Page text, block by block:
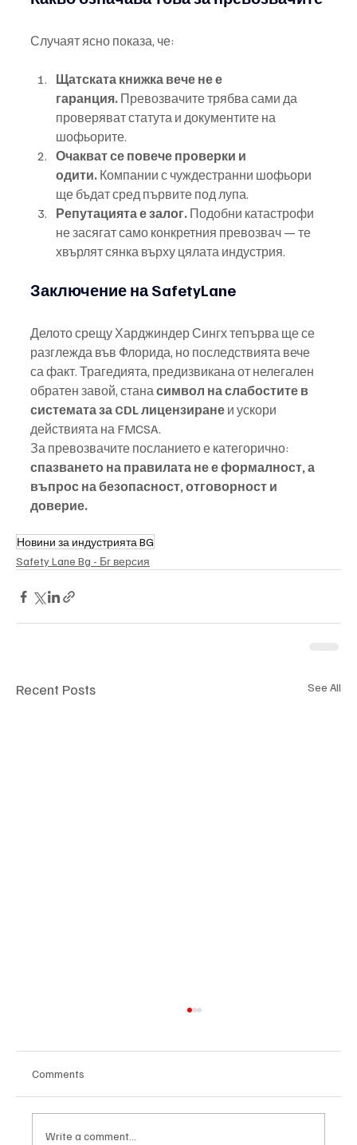
Случаят ясно показа, че:
Щатската книжка вече не е
гаранция. Превозвачите трябва сами да
проверяват статута и документите на
шофьорите.
Очакват се повече проверки и
одити. Компании с чуждестранни шофьори
ще бъдат сред първите под лупа.
Репутацията е залог. Подобни катастрофи
не засягат само конкретния превозвач — те
хвърлят сянка върху цялата индустрия.
Заключение на SafetyLane
Делото срещу Харджиндер Сингх тепърва ще се
разглежда във Флорида, но последствията вече
са факт. Трагедията, предизвикана от нелегален
обратен завой, стана символ на слабостите в
системата за CDL лицензиране и ускори
действията на FMCSA.
За превозвачите посланието е категорично:
спазването на правилата не е формалност, а
въпрос на безопасност, отговорност и
доверие.
Новини за индустрията BG
Safety Lane Bg - Бг версия
Recent Posts See All
Comments
Write a comment...